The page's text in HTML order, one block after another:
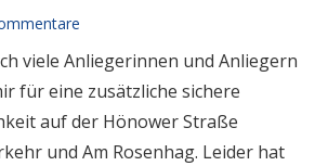
viele Anliegerinnen und Anliegern
für eine zusätzliche sichere
auf der Hönower Straße
und Am Rosenhag. Leider hat